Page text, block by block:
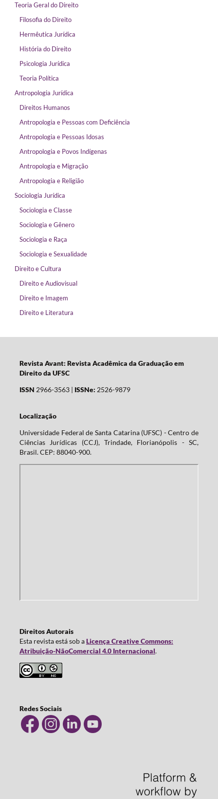
Teoria Geral do Direito
Filosofia do Direito
Hermêutica Jurídica
História do Direito
Psicologia Jurídica
Teoria Política
Antropologia Jurídica
Direitos Humanos
Antropologia e Pessoas com Deficiência
Antropologia e Pessoas Idosas
Antropologia e Povos Indígenas
Antropologia e Migração
Antropologia e Religião
Sociologia Jurídica
Sociologia e Classe
Sociologia e Gênero
Sociologia e Raça
Sociologia e Sexualidade
Direito e Cultura
Direito e Audiovisual
Direito e Imagem
Direito e Literatura
Revista Avant: Revista Acadêmica da Graduação em
Direito da UFSC
ISSN 2966-3563 | ISSNe: 2526-9879
Localização
Universidade Federal de Santa Catarina (UFSC) - Centro de
Ciências Jurídicas (CCJ), Trindade, Florianópolis - SC,
Brasil. CEP: 88040-900.
Direitos Autorais
Esta revista está sob aLicença Creative Commons:
Atribuição-NãoComercial 4.0 Internacional.
Redes Sociais